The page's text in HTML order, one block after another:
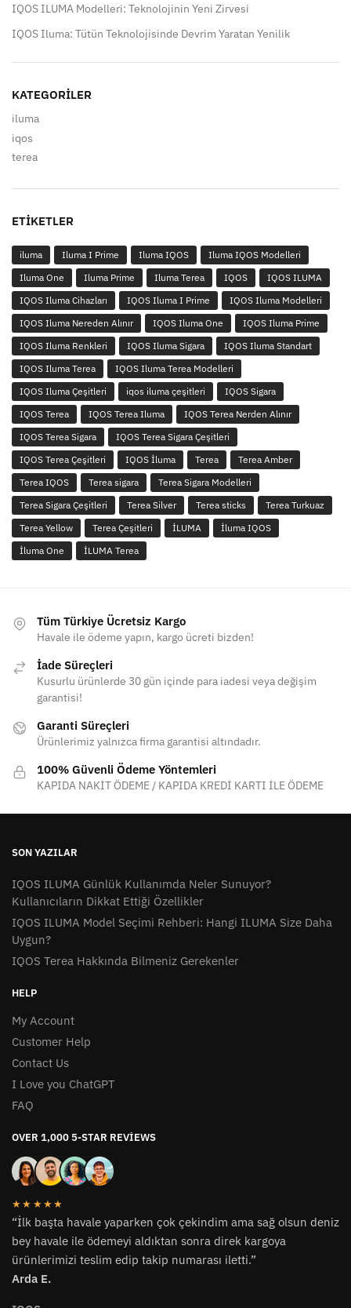
IQOS ILUMA Modelleri: Teknolojinin Yeni Zirvesi
IQOS Iluma: Tütün Teknolojisinde Devrim Yaratan Yenilik
KATEGORILER
iluma
iqos
terea
ETIKETLER
iluma Iluma I Prime Iluma IQOS
Iluma IQOS Modelleri
Iluma One
Iluma Prime Iluma Terea IQOS
IQOS ILUMA
IQOS Iluma Cihazları
IQOS Iluma I Prime
IQOS Iluma Modelleri
IQOS Iluma Nereden Alınır
IQOS Iluma One
IQOS Iluma Prime
IQOS Iluma Renkleri
IQOS Iluma Sigara
IQOS Iluma Standart
IQOS Iluma Terea
IQOS Iluma Terea Modelleri
IQOS Iluma Çeşitleri
iqos iluma çeşitleri
IQOS Sigara
IQOS Terea
IQOS Terea Iluma
IQOS Terea Nerden Alınır
IQOS Terea Sigara
IQOS Terea Sigara Çeşitleri
IQOS Terea Çeşitleri
IQOS İluma Terea
Terea Amber
Terea IQOS
Terea sigara
Terea Sigara Modelleri
Terea Sigara Çeşitleri
Terea Silver Terea sticks
Terea Turkuaz
Terea Yellow
Terea Çeşitleri İLUMA
İluma IQOS
İluma One
İLUMA Terea
Tüm Türkiye Ücretsiz Kargo
Havale ile ödeme yapın, kargo ücreti bizden!
İade Süreçleri
Kusurlu ürünlerde 30 gün içinde para iadesi veya değişim
garantisi!
Garanti Süreçleri
Ürünlerimiz yalnızca firma garantisi altındadır.
100% Güvenli Ödeme Yöntemleri
KAPIDA NAKİT ÖDEME / KAPIDA KREDİ KARTI İLE ÖDEME
SON YAZILAR
IQOS ILUMA Günlük Kullanımda Neler Sunuyor?
Kullanıcıların Dikkat Ettiği Özellikler
IQOS ILUMA Model Seçimi Rehberi: Hangi ILUMA Size Daha
Uygun?
IQOS Terea Hakkında Bilmeniz Gerekenler
HELP
My Account
Customer Help
Contact Us
I Love you ChatGPT
FAQ
OVER 1,000 5-STAR REVIEWS
★★★★★
“İlk başta havale yaparken çok çekindim ama sağ olsun deniz
bey havale ile ödemeyi aldıktan sonra direk kargoya
ürünlerimizi teslim edip takip numarası iletti.”
Arda E.